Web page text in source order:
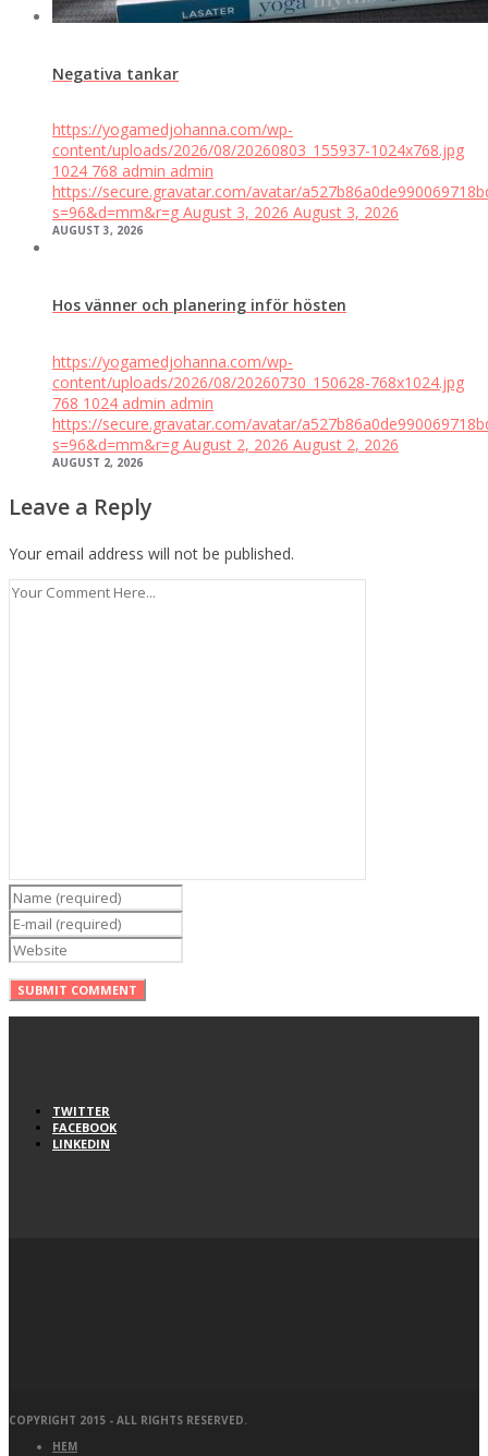
Negativa tankar
https://yogamedjohanna.com/wp-
content/uploads/2026/08/20260803_155937-1024x768.jpg
1024 768 admin admin
https://secure.gravatar.com/avatar/
s=96&d=mm&r=g August 3, 2026 August 3, 2026
AUGUST 3, 2026
Hos vänner och planering inför hösten
https://yogamedjohanna.com/wp-
content/uploads/2026/08/20260730_150628-768x1024.jpg
768 1024 admin admin
https://secure.gravatar.com/avatar/
s=96&d=mm&r=g August 2, 2026 August 2, 2026
AUGUST 2, 2026
Leave a Reply
Your email address will not be published.
TWITTER
FACEBOOK
LINKEDIN
COPYRIGHT 2015 - ALL RIGHTS RESERVED.
HEM